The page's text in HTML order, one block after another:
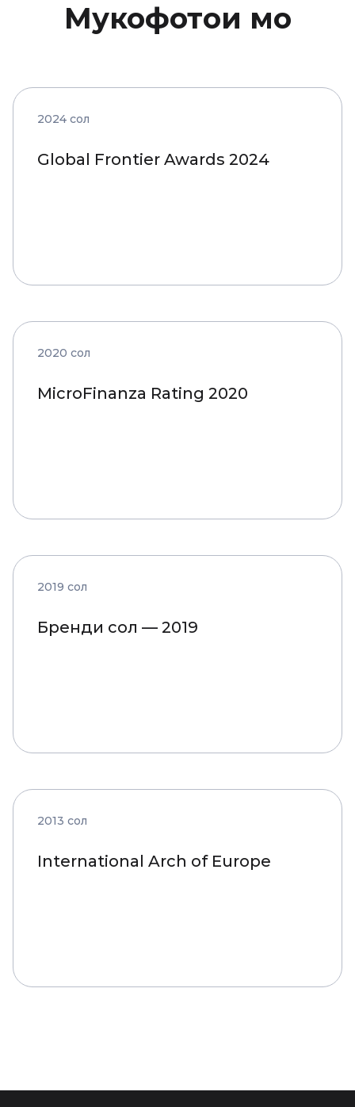
Мукофотҳои мо
2024 сол
Global Frontier Awards 2024
2020 сол
MicroFinanza Rating 2020
2019 сол
Бренди сол — 2019
2013 сол
International Arch of Europe